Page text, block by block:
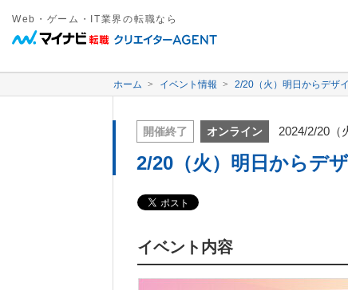
Web・ゲーム・IT業界の転職なら
ホーム イベント情報 2/20（火）明日からデザ
開催終了 オンライン 2024/2/20（
2/20（火）明日からデ
イベント内容